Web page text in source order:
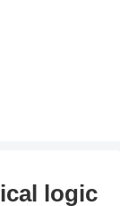
logic